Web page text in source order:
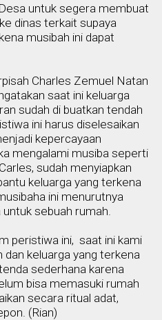
untuk segera membuat
dinas terkait supaya
musibah ini dapat
Charles Zemuel Natan
saat ini keluarga
sudah di buatkan tendah
ini harus diselesaikan
kepercayaan
mengalami musiba seperti
sudah menyiapkan
keluarga yang terkena
ini menurutnya
untuk sebuah rumah
peristiwa ini, saat ini kami
keluarga yang terkena
sederhana karena
bisa memasuki rumah
secara ritual adat,
on. (Rian)